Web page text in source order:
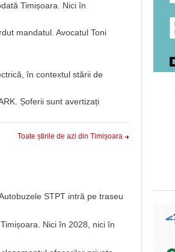
Timișoara. Nici în
mandatul. Avocatul Toni
în contextul stării de
Șoferii sunt avertizați
Toate știrile de azi din Timișoara
STPT intră pe traseu
Nici în 2028, nici în